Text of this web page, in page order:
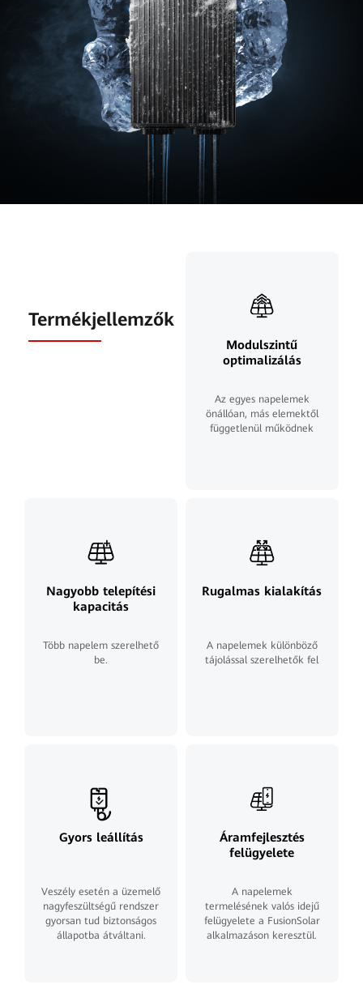
Termékjellemzők
Modulszintű
optimalizálás
Az egyes napelemek
önállóan, más elemektől
függetlenül működnek
Nagyobb telepítési
kapacitás
Több napelem szerelhető
be.
Rugalmas kialakítás
A napelemek különböző
tájolással szerelhetők fel
Gyors leállítás
Veszély esetén a üzemelő
nagyfeszültségű rendszer
gyorsan tud biztonságos
állapotba átváltani.
Áramfejlesztés
felügyelete
A napelemek
termelésének valós idejű
felügyelete a FusionSolar
alkalmazáson keresztül.